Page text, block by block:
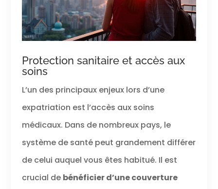
Protection sanitaire et accès aux
soins
L’un des principaux enjeux lors d’une
expatriation est l’accès aux soins
médicaux. Dans de nombreux pays, le
système de santé peut grandement différer
de celui auquel vous êtes habitué. Il est
crucial de bénéficier d’une couverture